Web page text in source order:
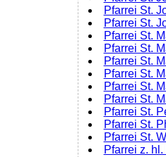
Pfarrei St.
Pfarrei St.
Pfarrei St.
Pfarrei St.
Pfarrei St.
Pfarrei St.
Pfarrei St.
Pfarrei St.
Pfarrei St.
Pfarrei St.
Pfarrei St.
Pfarrei z.